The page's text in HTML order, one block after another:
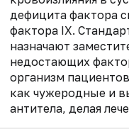
дефицита фактора
фактора IX.
назначают
недостающих
организм
как чужеродные и
антитела, делая